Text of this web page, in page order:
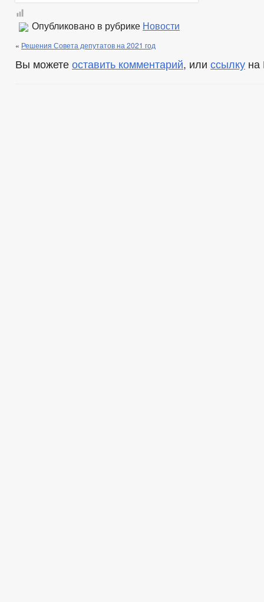
Опубликовано в рубрике Новости
« Решения Совета депутатов на 2021 год
Вы можете оставить комментарий, или ссылку на